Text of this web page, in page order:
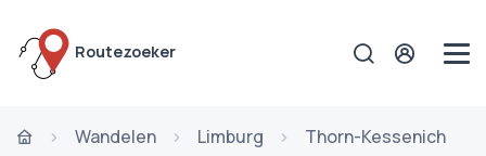
Routezoeker
Wandelen Limburg Thorn-Kessenich